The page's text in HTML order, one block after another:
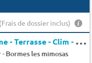
de dossier inclus)
M
obil home - Terrasse - Clim - TV 4 pers.
- Bormes les mimosas